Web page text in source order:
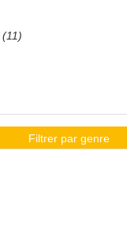
(11)
Filtrer par genre